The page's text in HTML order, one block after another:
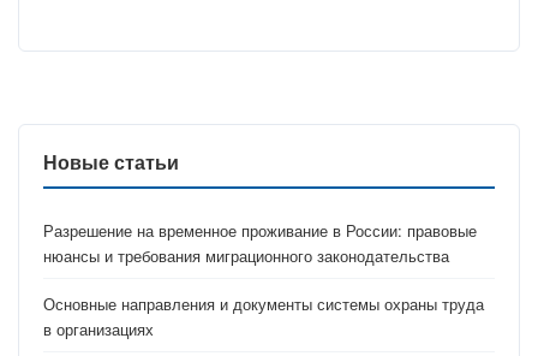
Новые статьи
Разрешение на временное проживание в России: правовые
нюансы и требования миграционного законодательства
Основные направления и документы системы охраны труда
в организациях